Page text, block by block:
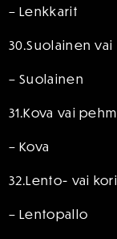
– Lenkkarit
30.Suolainen vai
– Suolainen
31.Kova vai
– Kova
32.Lento- vai
– Lentopallo